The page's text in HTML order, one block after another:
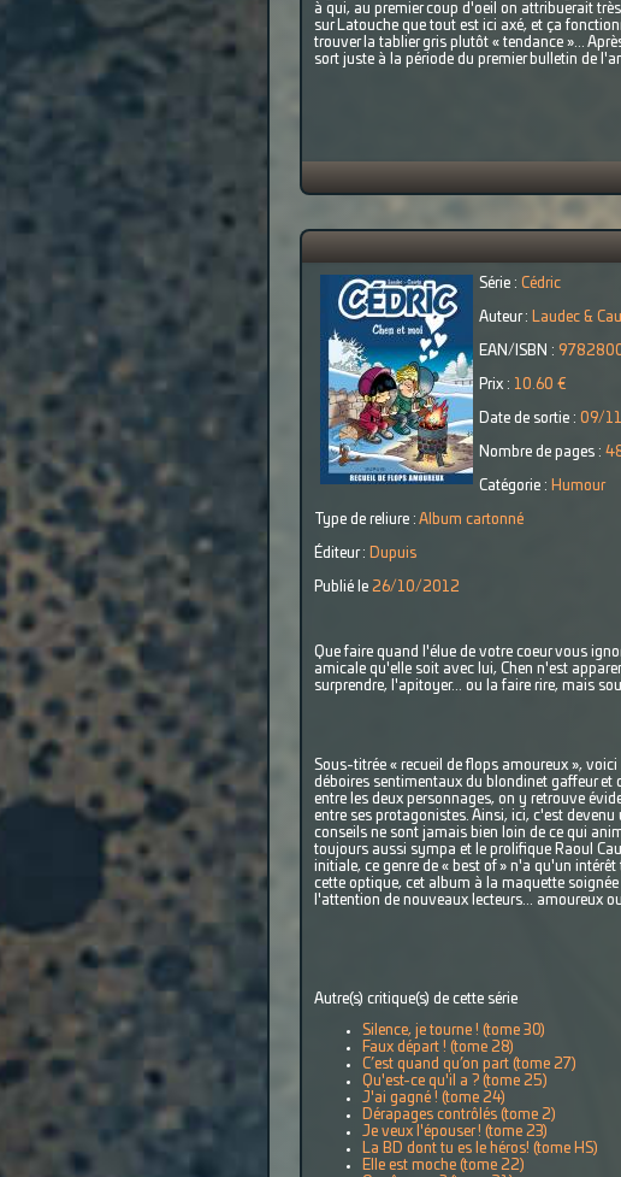
à qui, au premier coup d'oeil on attribuerait
sur Latouche que tout est ici axé, et ça
trouver la tablier gris plutôt « tendance »...
sort juste à la période du premier bulletin de
Série : Cédric
Auteur : Laudec &
EAN/ISBN :
Prix : 10.60 €
Date de sortie : 09/
Nombre de pages :
Catégorie : Humour
Type de reliure : Album cartonné
Éditeur : Dupuis
Publié le 26/10/2012
Que faire quand l'élue de votre coeur vous
amicale qu'elle soit avec lui, Chen n'est
surprendre, l'apitoyer... ou la faire rire, mais
Sous-titrée « recueil de flops amoureux »,
déboires sentimentaux du blondinet gaffeur et
entre les deux personnages, on y retrouve
entre ses protagonistes. Ainsi, ici, c'est
conseils ne sont jamais bien loin de ce qui
toujours aussi sympa et le prolifique Raoul
initiale, ce genre de « best of » n'a qu'un
cette optique, cet album à la maquette
l'attention de nouveaux lecteurs... amoureux
Autre(s) critique(s) de cette série
Silence, je tourne ! (tome 30)
Faux départ ! (tome 28)
C’est quand qu’on part (tome 27)
Qu'est-ce qu'il a ? (tome 25)
J'ai gagné ! (tome 24)
Dérapages contrôlés (tome 2)
Je veux l'épouser ! (tome 23)
La BD dont tu es le héros! (tome HS)
Elle est moche (tome 22)